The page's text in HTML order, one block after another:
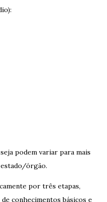
podem variar para mais
órgão.
por três etapas,
conhecimentos básicos e